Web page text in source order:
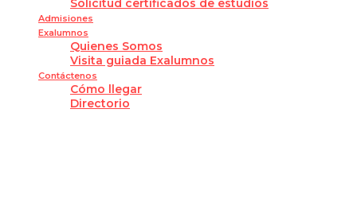
Solicitud certificados de estudios
Admisiones
Exalumnos
Quienes Somos
Visita guiada Exalumnos
Contáctenos
Cómo llegar
Directorio